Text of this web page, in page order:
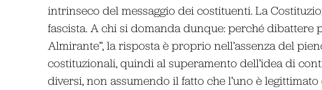
intrinseco del messaggio dei costituenti. La
fascista. A chi si domanda dunque: perché dibattere
Almirante”, la risposta è proprio nell’assenza del
costituzionali, quindi al superamento dell’idea di
diversi, non assumendo il fatto che l’uno è